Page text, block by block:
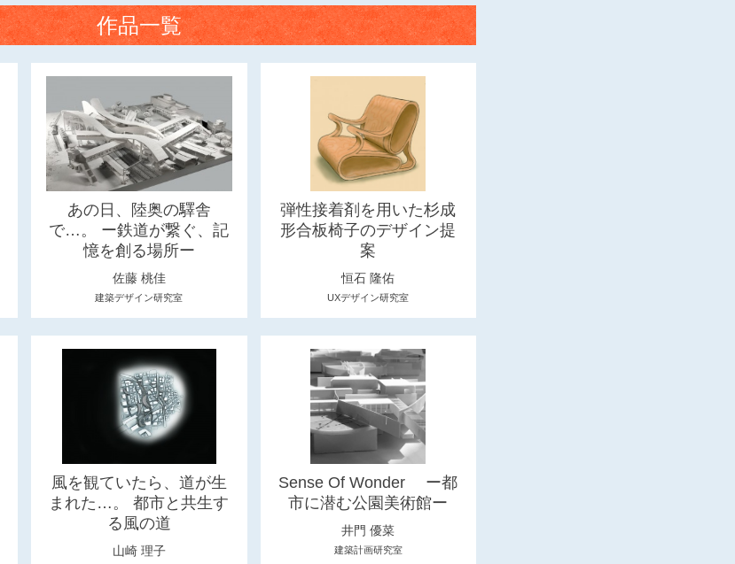
作品一覧
あの日、陸奥の驛舎
で…。 ー鉄道が繋ぐ、記
憶を創る場所ー
佐藤 桃佳
建築デザイン研究室
弾性接着剤を用いた杉成
形合板椅子のデザイン提
案
恒石 隆佑
UXデザイン研究室
風を観ていたら、道が生
まれた…。 都市と共生す
る風の道
山崎 理子
Sense Of Wonder ー都
市に潜む公園美術館ー
井門 優菜
建築計画研究室